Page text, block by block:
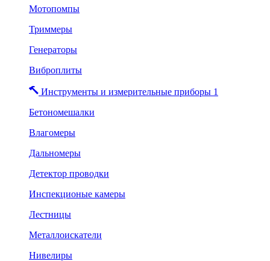
Мотопомпы
Триммеры
Генераторы
Виброплиты
Инструменты и измерительные приборы 1
Бетономешалки
Влагомеры
Дальномеры
Детектор проводки
Инспекционые камеры
Лестницы
Металлоискатели
Нивелиры